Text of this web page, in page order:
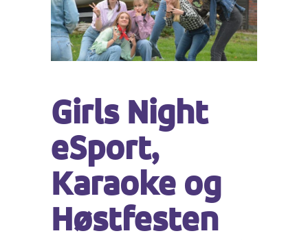
Girls Night
eSport,
Karaoke og
Høstfesten